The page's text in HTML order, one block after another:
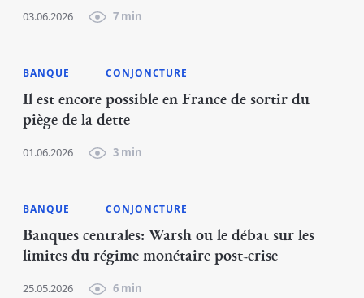
03.06.2026 7 min
BANQUE CONJONCTURE
Il est encore possible en France de sortir du
piège de la dette
01.06.2026 3 min
BANQUE CONJONCTURE
Banques centrales: Warsh ou le débat sur les
limites du régime monétaire post-crise
25.05.2026 6 min